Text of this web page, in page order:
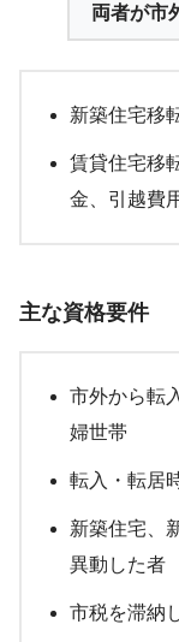
両者が市
新築住宅移
賃貸住宅移
金、引越費
主な資格要件
市外から転
婦世帯
転入・転居
新築住宅、
異動した者
市税を滞納